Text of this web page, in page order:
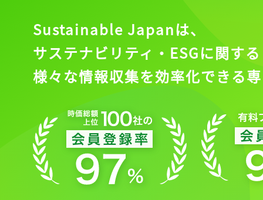
ログイン
会員登録
Sustainable Japanは、
サステナビリティ・ESGに関する
様々な情報収集を効率化できる